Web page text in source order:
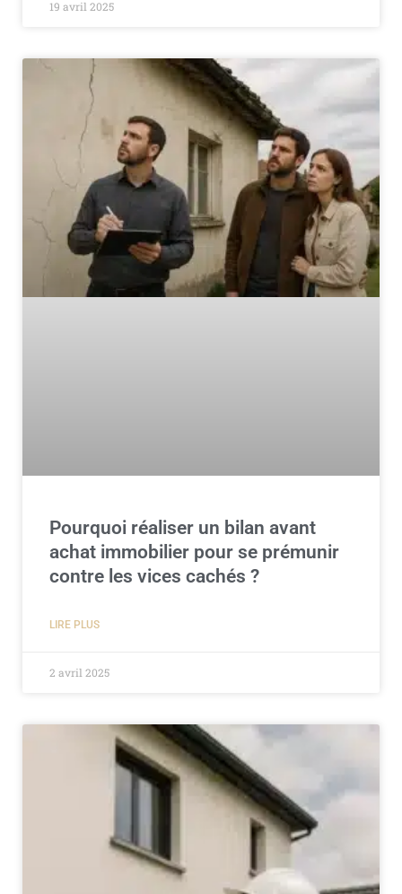
19 avril 2025
Pourquoi réaliser un bilan avant
achat immobilier pour se prémunir
contre les vices cachés ?
LIRE PLUS
2 avril 2025